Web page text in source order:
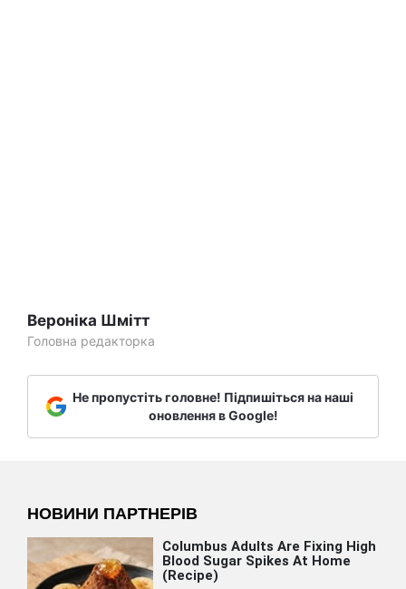
Вероніка Шмітт
Головна редакторка
Не пропустіть головне! Підпишіться на наші
оновлення в Google!